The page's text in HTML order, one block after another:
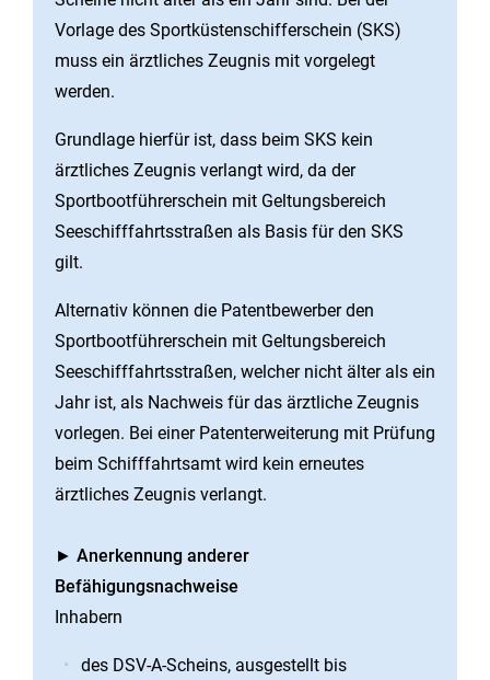
Vorlage des Sportküstenschifferschein (SKS)
muss ein ärztliches Zeugnis mit vorgelegt
werden.
Grundlage hierfür ist, dass beim SKS kein
ärztliches Zeugnis verlangt wird, da der
Sportbootführerschein mit Geltungsbereich
Seeschifffahrtsstraßen als Basis für den SKS
gilt.
Alternativ können die Patentbewerber den
Sportbootführerschein mit Geltungsbereich
Seeschifffahrtsstraßen, welcher nicht älter als ein
Jahr ist, als Nachweis für das ärztliche Zeugnis
vorlegen. Bei einer Patenterweiterung mit Prüfung
beim Schifffahrtsamt wird kein erneutes
ärztliches Zeugnis verlangt.
► Anerkennung anderer
Befähigungsnachweise
Inhabern
des DSV-A-Scheins, ausgestellt bis